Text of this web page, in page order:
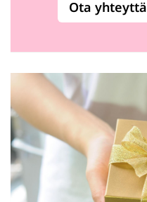
Ota yhteyttä